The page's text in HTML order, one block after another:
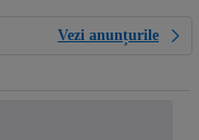
Vezi anunțurile